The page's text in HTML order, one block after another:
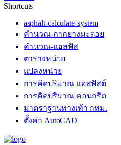
Shortcuts
asphalt-calculate-system
คำนวณ-กากยางมะตอย
คำนวณ-แอสฟัส
ตารางหน่วย
แปลงหน่วย
การคิดปริมาณ แอสฟัสต์
การคิดปริมาณ คอนกรีต
มาตราฐานทางเท้า กทม.
ตั้งค่า AutoCAD